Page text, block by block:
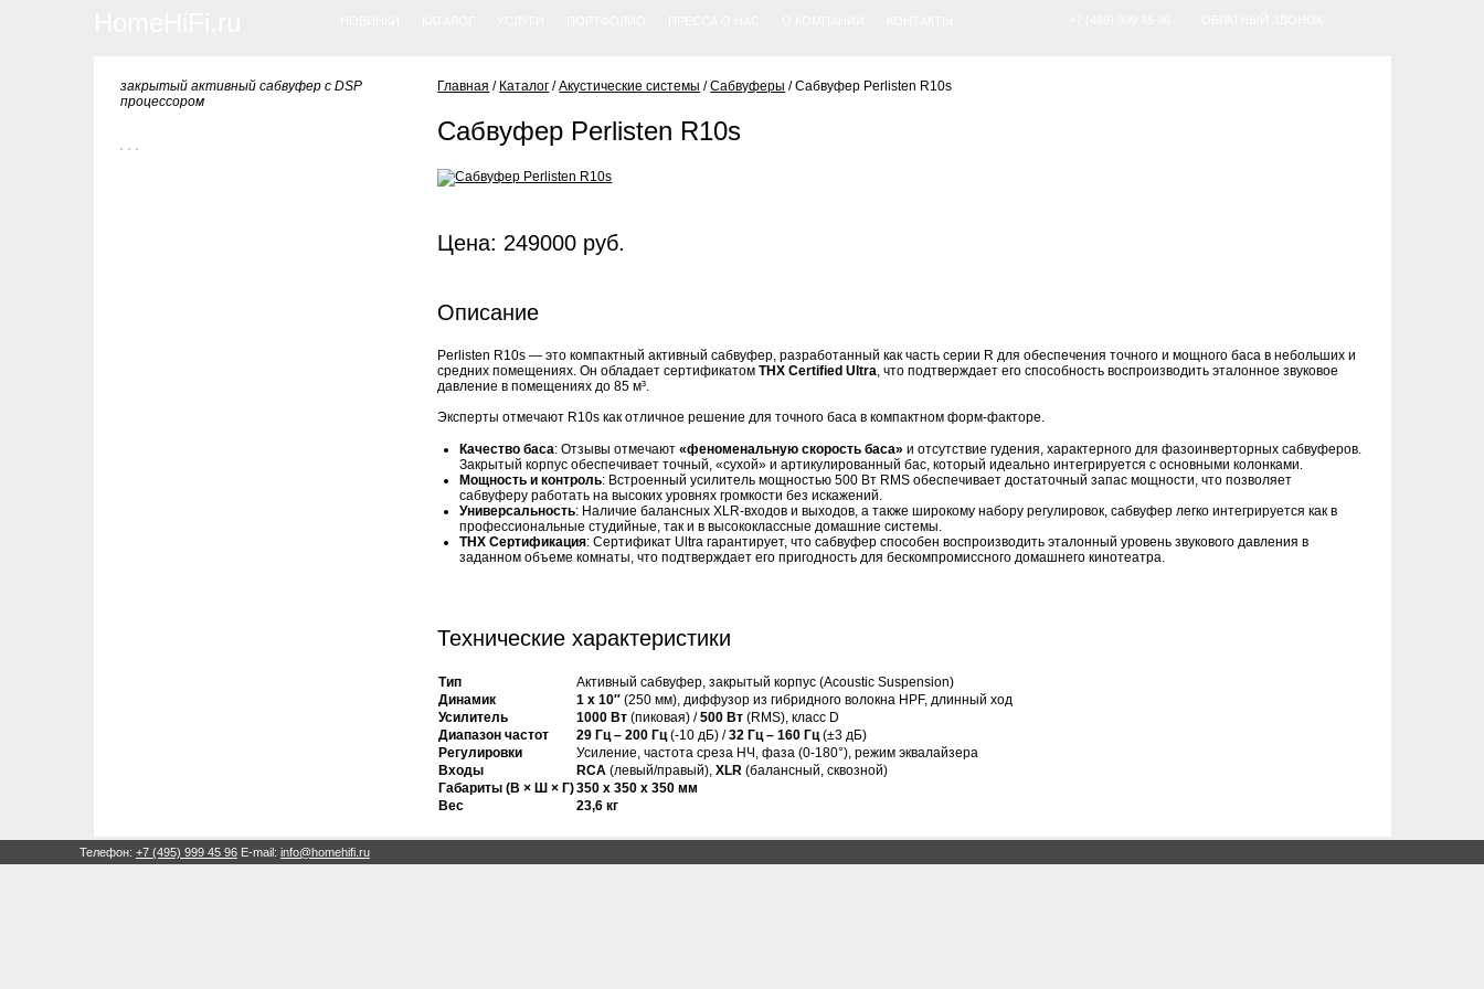
закрытый активный сабвуфер с DSP
процессором
Главная / Каталог /Акустические системы /Сабвуферы /Сабвуфер Perlisten R10s
Сабвуфер Perlisten R10s
Цена: 249000 руб.
Описание
Perlisten R10s — это компактный активный сабвуфер, разработанный как часть серии R для обеспечения точного и мощного баса в небольших и
средних помещениях. Он обладает сертификатомTHX Certified Ultra, что подтверждает его способность воспроизводить эталонное звуковое
давление в помещениях до 85 м³.
Эксперты отмечают R10s как отличное решение для точного баса в компактном форм-факторе.
Качество баса: Отзывы отмечают«феноменальную скорость баса» и отсутствие гудения, характерного для фазоинверторных сабвуферов.
Закрытый корпус обеспечивает точный, «сухой» и артикулированный бас, который идеально интегрируется с основными колонками.
Мощность и контроль: Встроенный усилитель мощностью 500 Вт RMS обеспечивает достаточный запас мощности, что позволяет
сабвуферу работать на высоких уровнях громкости без искажений.
Универсальность: Наличие балансных XLR-входов и выходов, а также широкому набору регулировок, сабвуфер легко интегрируется как в
профессиональные студийные, так и в высококлассные домашние системы.
THX Сертификация: Сертификат Ultra гарантирует, что сабвуфер способен воспроизводить эталонный уровень звукового давления в
заданном объеме комнаты, что подтверждает его пригодность для бескомпромиссного домашнего кинотеатра.
Технические характеристики
Тип
Активный сабвуфер, закрытый корпус (Acoustic Suspension)
Динамик
1 x 10″ (250 мм), диффузор из гибридного волокна HPF, длинный ход
Усилитель
1000 Вт (пиковая) /500 Вт (RMS), класс D
Диапазон частот
29 Гц – 200 Гц(-10 дБ) /32 Гц – 160 Гц(±3 дБ)
Регулировки
Усиление, частота среза НЧ, фаза (0-180°), режим эквалайзера
Входы
RCA (левый/правый),XLR (балансный, сквозной)
Габариты (В × Ш × Г)350 x 350 x 350 мм
Вес
23,6 кг
Телефон: +7 (495) 999 45 96 E-mail: info@homehifi.ru